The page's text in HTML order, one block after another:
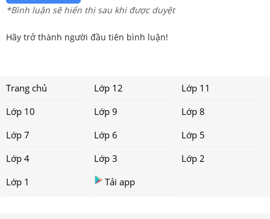
*Bình luận sẽ hiển thị sau khi được duyệt
Hãy trở thành người đầu tiên bình luận!
Trang chủ Lớp 12
Lớp 11
Lớp 10
Lớp 9
Lớp 8
Lớp 7
Lớp 6
Lớp 5
Lớp 4
Lớp 3
Lớp 2
Lớp 1
Tải app